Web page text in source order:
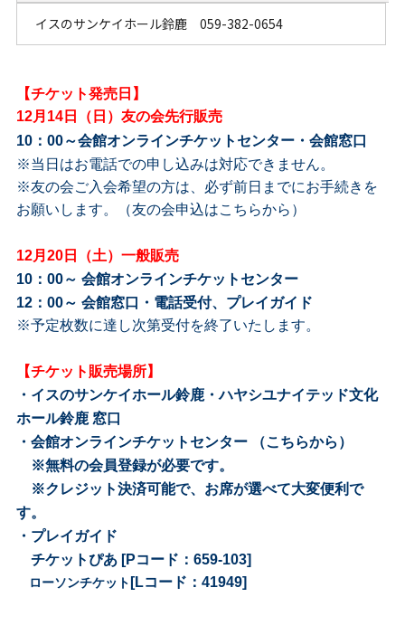
イスのサンケイホール鈴鹿 059-382-0654
【チケット発売日】
12月14日（日）友の会先行販売
10：00～会館オンラインチケットセンター・ 会館窓口
※当日はお電話での申し込みは対応できません。
※友の会ご入会希望の方は、必ず前日までにお手続きを
お願いします。
（友の会申込はこちらから ）
12月20日（土）一般販売
10：00～ 会館オンラインチケットセンター
12：00～ 会館窓口・電話受付、プレイガイド
※予定枚数に達し次第受付を終了いたします。
【チケット販売場所】
・イスのサンケイホール鈴鹿・ハヤシユナイテッド文化
ホール鈴鹿 窓口
・会館オンラインチケットセンター （こちらから ）
※無料の会員登録が必要です。
※クレジット決済可能で、お席が選べて大変便利で
す。
・プレイガイド
チケットぴあ [Pコード：659-103]
ローソンチケット [Lコード：41949]